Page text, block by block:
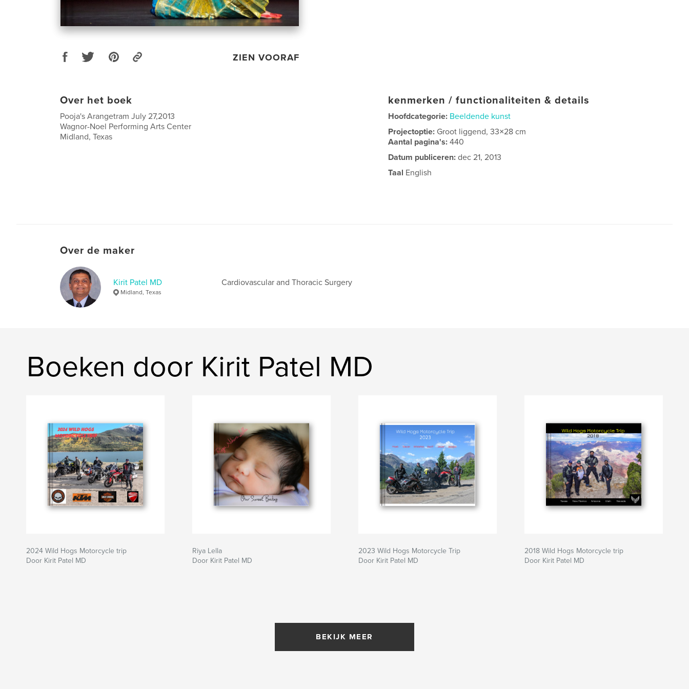
ZIEN VOORAF
Over het boek
Pooja's Arangetram July 27,2013
Wagnor-Noel Performing Arts Center
Midland, Texas
kenmerken / functionaliteiten & details
Hoofdcategorie: Beeldende kunst
Projectoptie: Groot liggend, 33×28 cm
Aantal pagina's:440
Datum publiceren: dec 21, 2013
Taal English
Over de maker
Kirit Patel MD
Midland, Texas
Cardiovascular and Thoracic Surgery
Boeken door Kirit Patel MD
2024 Wild Hogs Motorcycle trip
Door Kirit Patel MD
Riya Lella
Door Kirit Patel MD
2023 Wild Hogs Motorcycle Trip
Door Kirit Patel MD
2018 Wild Hogs Motorcycle trip
Door Kirit Patel MD
BEKIJK MEER